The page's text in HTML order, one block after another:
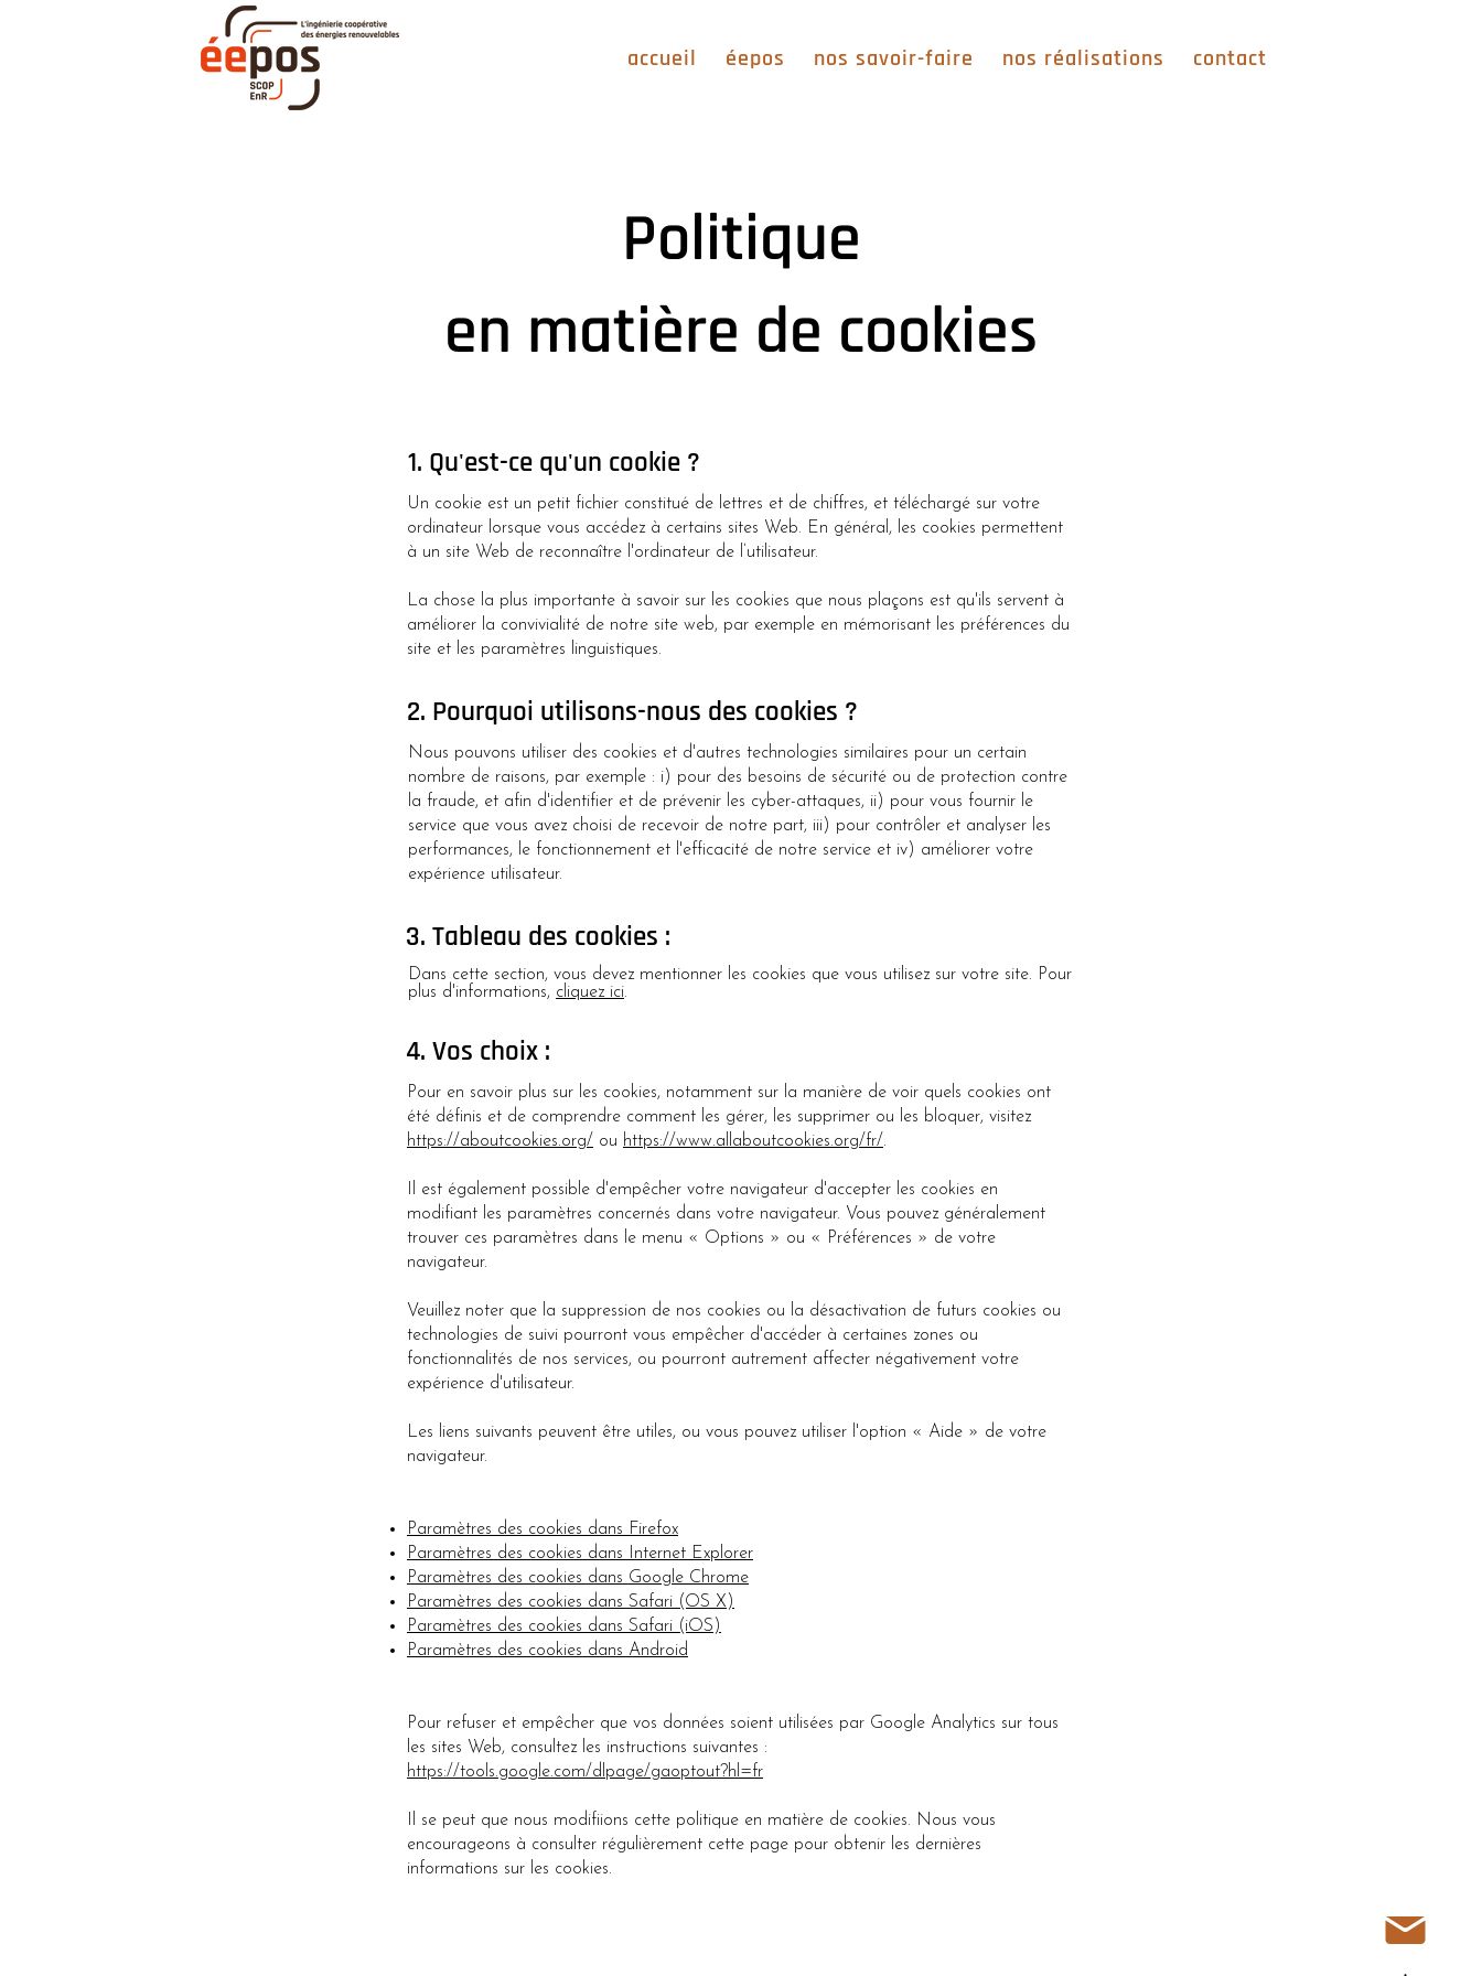
accueil éepos nos savoir-faire nos réalisations contact
Politique
en matière de cookies
1. Qu'est-ce qu'un cookie ?
Un cookie est un petit fichier constitué de lettres et de chiffres, et téléchargé sur votre
ordinateur lorsque vous accédez à certains sites Web. En général, les cookies permettent
à un site Web de reconnaître l'ordinateur de l’utilisateur.
La chose la plus importante à savoir sur les cookies que nous plaçons est qu'ils servent à
améliorer la convivialité de notre site web, par exemple en mémorisant les préférences du
site et les paramètres linguistiques.
2. Pourquoi utilisons-nous des cookies ?
Nous pouvons utiliser des cookies et d'autres technologies similaires pour un certain
nombre de raisons, par exemple : i) pour des besoins de sécurité ou de protection contre
la fraude, et afin d'identifier et de prévenir les cyber-attaques, ii) pour vous fournir le
service que vous avez choisi de recevoir de notre part, iii) pour contrôler et analyser les
performances, le fonctionnement et l'efficacité de notre service et iv) améliorer votre
expérience utilisateur.
3. Tableau des cookies :
Dans cette section, vous devez mentionner les cookies que vous utilisez sur votre site. Pour
plus d'informations, cliquez ici.
4. Vos choix :
Pour en savoir plus sur les cookies, notamment sur la manière de voir quels cookies ont
été définis et de comprendre comment les gérer, les supprimer ou les bloquer, visitez
https://aboutcookies.org/ ou https://www.allaboutcookies.org/fr/.
Il est également possible d'empêcher votre navigateur d'accepter les cookies en
modifiant les paramètres concernés dans votre navigateur. Vous pouvez généralement
trouver ces paramètres dans le menu « Options » ou « Préférences » de votre
navigateur.
Veuillez noter que la suppression de nos cookies ou la désactivation de futurs cookies ou
technologies de suivi pourront vous empêcher d'accéder à certaines zones ou
fonctionnalités de nos services, ou pourront autrement affecter négativement votre
expérience d'utilisateur.
Les liens suivants peuvent être utiles, ou vous pouvez utiliser l'option « Aide » de votre
navigateur.
Paramètres des cookies dans Firefox
Paramètres des cookies dans Internet Explorer
Paramètres des cookies dans Google Chrome
Paramètres des cookies dans Safari (OS X)
Paramètres des cookies dans Safari (iOS)
Paramètres des cookies dans Android
Pour refuser et empêcher que vos données soient utilisées par Google Analytics sur tous
les sites Web, consultez les instructions suivantes :
https://tools.google.com/dlpage/gaoptout?hl=fr
Il se peut que nous modifiions cette politique en matière de cookies. Nous vous
encourageons à consulter régulièrement cette page pour obtenir les dernières
informations sur les cookies.